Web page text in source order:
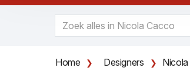
Home Designers